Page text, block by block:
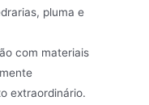
pluma e
com materiais
extraordinário.